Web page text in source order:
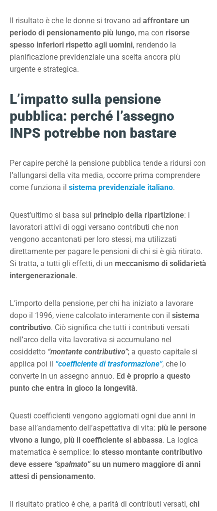
Il risultato è che le donne si trovano ad affrontare un
periodo di pensionamento più lungo, ma con risorse
spesso inferiori rispetto agli uomini, rendendo la
pianificazione previdenziale una scelta ancora più
urgente e strategica.
L’impatto sulla pensione
pubblica: perché l’assegno
INPS potrebbe non bastare
Per capire perché la pensione pubblica tende a ridursi con
l’allungarsi della vita media, occorre prima comprendere
come funziona il sistema previdenziale italiano.
Quest’ultimo si basa sul principio della ripartizione: i
lavoratori attivi di oggi versano contributi che non
vengono accantonati per loro stessi, ma utilizzati
direttamente per pagare le pensioni di chi si è già ritirato.
Si tratta, a tutti gli effetti, di un meccanismo di solidarietà
intergenerazionale.
L’importo della pensione, per chi ha iniziato a lavorare
dopo il 1996, viene calcolato interamente con il sistema
contributivo. Ciò significa che tutti i contributi versati
nell’arco della vita lavorativa si accumulano nel
cosiddetto “montante contributivo”; a questo capitale si
applica poi il “coefficiente di trasformazione”, che lo
converte in un assegno annuo. Ed è proprio a questo
punto che entra in gioco la longevità.
Questi coefficienti vengono aggiornati ogni due anni in
base all’andamento dell’aspettativa di vita: più le persone
vivono a lungo, più il coefficiente si abbassa. La logica
matematica è semplice: lo stesso montante contributivo
deve essere “spalmato”su un numero maggiore di anni
attesi di pensionamento.
Il risultato pratico è che, a parità di contributi versati, chi